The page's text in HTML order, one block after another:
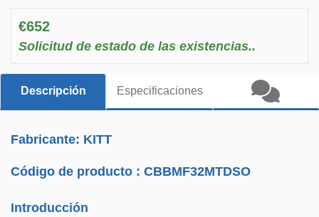
€652
Solicitud de estado de las existencias..
Descripción Especificaciones
Fabricante: KITT
Código de producto :CBBMF32MTDSO
Introducción